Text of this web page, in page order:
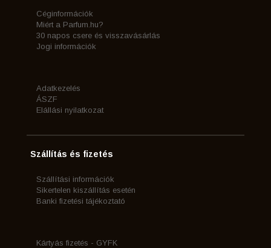
Céginformációk
Miért a Parfum.hu?
30 napos csere és visszavásárlás
Jogi információk
Adatkezelés
ÁSZF
Elállási nyilatkozat
Szállítás és fizetés
Szállítási információk
Sikertelen kiszállítás esetén
Banki fizetési tájékoztató
Kártyás fizetés - GYFK